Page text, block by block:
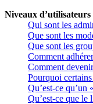
Niveaux d’utilisateurs
Qui sont les
Que sont les
Que sont les
Comment
Comment
Pourquoi
Qu’est-ce qu’un
Qu’est-ce que le